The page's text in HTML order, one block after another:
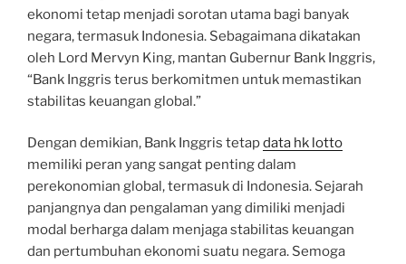
ekonomi tetap menjadi sorotan utama bagi banyak
negara, termasuk Indonesia. Sebagaimana dikatakan
oleh Lord Mervyn King, mantan Gubernur Bank Inggris,
“Bank Inggris terus berkomitmen untuk memastikan
stabilitas keuangan global.”
Dengan demikian, Bank Inggris tetapdata hk lotto
memiliki peran yang sangat penting dalam
perekonomian global, termasuk di Indonesia. Sejarah
panjangnya dan pengalaman yang dimiliki menjadi
modal berharga dalam menjaga stabilitas keuangan
dan pertumbuhan ekonomi suatu negara. Semoga